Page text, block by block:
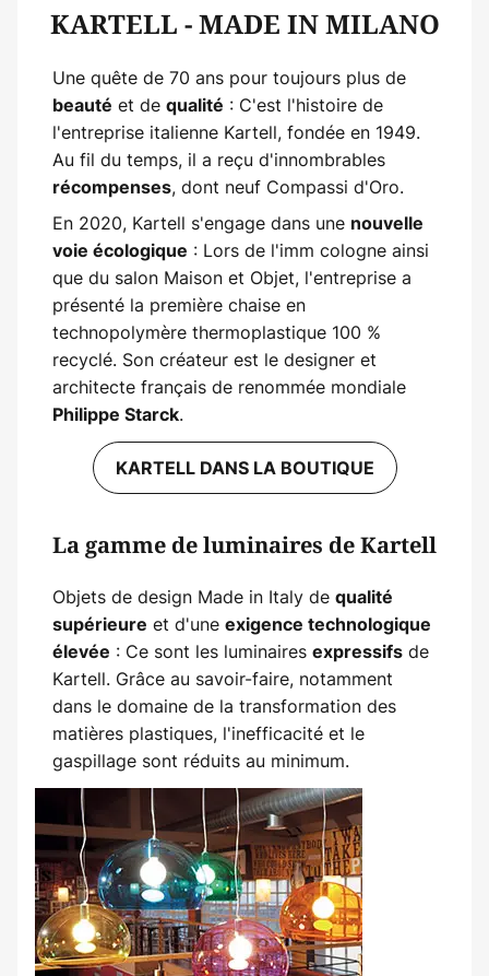
KARTELL - MADE IN MILANO
Une quête de 70 ans pour toujours plus de
beauté et de qualité : C'est l'histoire de
l'entreprise italienne Kartell, fondée en 1949.
Au fil du temps, il a reçu d'innombrables
récompenses, dont neuf Compassi d'Oro.
En 2020, Kartell s'engage dans une nouvelle
voie écologique : Lors de l'imm cologne ainsi
que du salon Maison et Objet, l'entreprise a
présenté la première chaise en
technopolymère thermoplastique 100 %
recyclé. Son créateur est le designer et
architecte français de renommée mondiale
Philippe Starck.
KARTELL DANS LA BOUTIQUE
La gamme de luminaires de Kartell
Objets de design Made in Italy de qualité
supérieure et d'une exigence technologique
élevée : Ce sont les luminaires expressifsde
Kartell. Grâce au savoir-faire, notamment
dans le domaine de la transformation des
matières plastiques, l'inefficacité et le
gaspillage sont réduits au minimum.